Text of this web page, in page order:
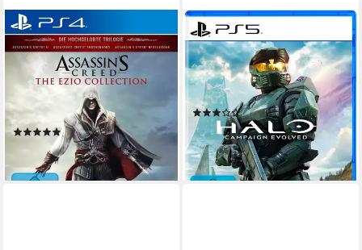
UBISOFT
Assassin‘sCreed: Die Ezio
Collection
PlayStation 4 Plattform
USK-Freigabe
Ubisoft
Publisher
(94)
19,99 €
lieferbar - in 2-3 Werktagen bei dir
XBOX
Halo: Campaign Evolved
PlayStation 5 Plattform
ab 16 Jahren USK-Freigabe
Xbox Game Studios Publisher
(2)
59,99 €
lieferbar - in 2-3 Werktagen bei dir